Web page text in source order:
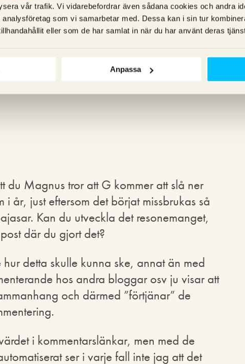
vår trafik. Vi vidarebefordrar även sådana cookies och andra
som vi samarbetar med. Dessa kan i sin tur
eller som de har samlat in när du har använt deras
Anpassa
kommentarer öka. Kanske skulle alla som
använda sig av en liknande regellista
med bra post 🙂
du Magnus tror att G kommer att slå ner
i år, just eftersom det börjat missbrukas så
Kan du utveckla det resonemanget,
där du gjort det?
detta skulle kunna ske, annat än med
hos andra bloggar osv ju visar att
och därmed ”förtjänar” de
i kommentarslänkar, men med de
ser i varje fall inte jag att det